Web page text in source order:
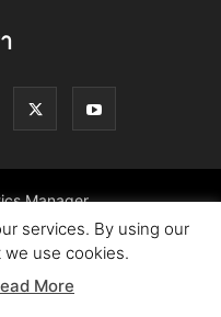
Manager
services. By using our
use cookies.
More